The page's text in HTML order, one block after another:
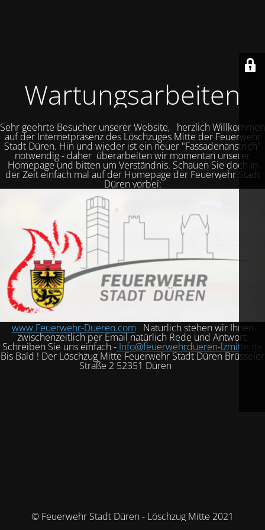
Wartungsarbeiten
Sehr geehrte Besucher unserer Website, herzlich Willkommen
auf der Internetpräsenz des Löschzuges Mitte der Feuerwehr
Stadt Düren. Hin und wieder ist ein neuer "Fassadenanstrich"
notwendig - daher überarbeiten wir momentan unserer
Homepage und bitten um Verständnis. Schauen Sie doch in
der Zeit einfach mal auf der Homepage der Feuerwehr Stadt
Düren vorbei:
www.Feuerwehr-Dueren.com Natürlich stehen wir Ihnen
zwischenzeitlich per Email natürlich Rede und Antwort:
Schreiben Sie uns einfach - Info@feuerwehrdueren-lzmitte.de
Bis Bald ! Der Löschzug Mitte Feuerwehr Stadt Düren Brüsseler
Straße 2 52351 Düren
© Feuerwehr Stadt Düren - Löschzug Mitte 2021